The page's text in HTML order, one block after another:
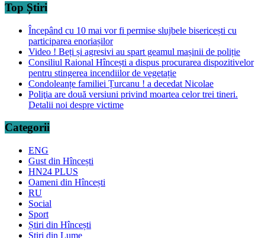
Top Știri
Începând cu 10 mai vor fi permise slujbele bisericești cu
participarea enoriașilor
Video ! Beți și agresivi au spart geamul mașinii de poliție
Consiliul Raional Hîncești a dispus procurarea dispozitivelor
pentru stingerea incendiilor de vegetație
Condoleanțe familiei Țurcanu ! a decedat Nicolae
Poliţia are două versiuni privind moartea celor trei tineri.
Detalii noi despre victime
Categorii
ENG
Gust din Hîncești
HN24 PLUS
Oameni din Hîncești
RU
Social
Sport
Știri din Hîncești
Știri din Lume